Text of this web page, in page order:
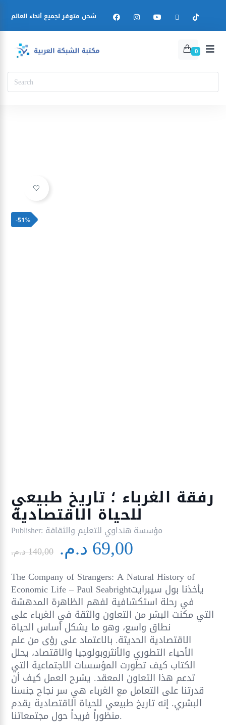
شحن متوفر لجميع أنحاء العالم
0
Ajouter à la liste d’envies
-51%
رفقة الغرباء ؛ تاريخ طبيعي
للحياة الاقتصادية
Publisher: مؤسسة هنداوي للتعليم والثقافة
140,00 د.م. Le
prix
initial
était : 140,00 د.م..
69,00 د.م.
actuel
est : 69,00 د.م..
The Company of Strangers: A Natural History of
Economic Life – Paul Seabrightيأخذنا بول سيبرايت
في رحلة استكشافية لفهم الظاهرة المدهشة
التي مكنت البشر من التعاون والثقة في الغرباء على
نطاق واسع، وهو ما يشكل أساس الحياة
الاقتصادية الحديثة. بالاعتماد على رؤى من علم
الأحياء التطوري والأنثروبولوجيا والاقتصاد، يحلل
الكتاب كيف تطورت المؤسسات الاجتماعية التي
تدعم هذا التعاون المعقد. يشرح العمل كيف أن
قدرتنا على التعامل مع الغرباء هي سر نجاح جنسنا
البشري. إنه تاريخ طبيعي للحياة الاقتصادية يقدم
منظوراً فريداً حول مجتمعاتنا.